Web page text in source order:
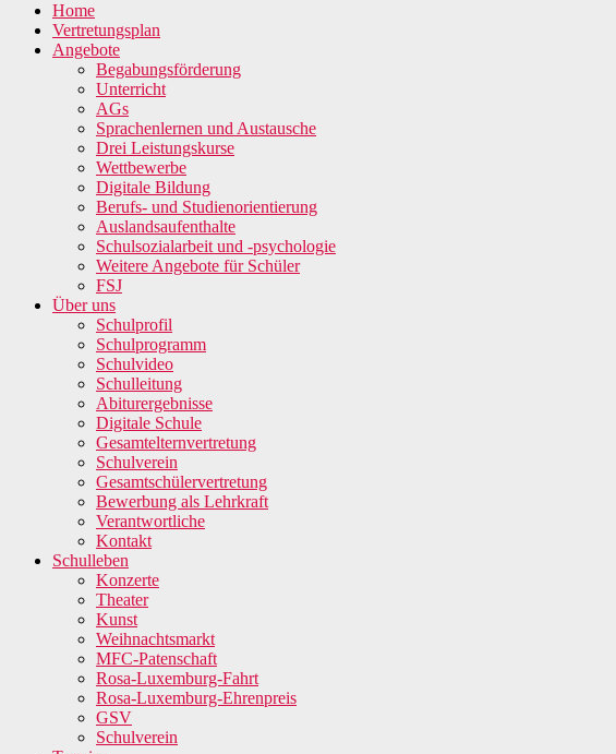
Home
Vertretungsplan
Angebote
Begabungsförderung
Unterricht
AGs
Sprachenlernen und Austausche
Drei Leistungskurse
Wettbewerbe
Digitale Bildung
Berufs- und Studienorientierung
Auslandsaufenthalte
Schulsozialarbeit und -psychologie
Weitere Angebote für Schüler
FSJ
Über uns
Schulprofil
Schulprogramm
Schulvideo
Schulleitung
Abiturergebnisse
Digitale Schule
Gesamtelternvertretung
Schulverein
Gesamtschülervertretung
Bewerbung als Lehrkraft
Verantwortliche
Kontakt
Schulleben
Konzerte
Theater
Kunst
Weihnachtsmarkt
MFC-Patenschaft
Rosa-Luxemburg-Fahrt
Rosa-Luxemburg-Ehrenpreis
GSV
Schulverein